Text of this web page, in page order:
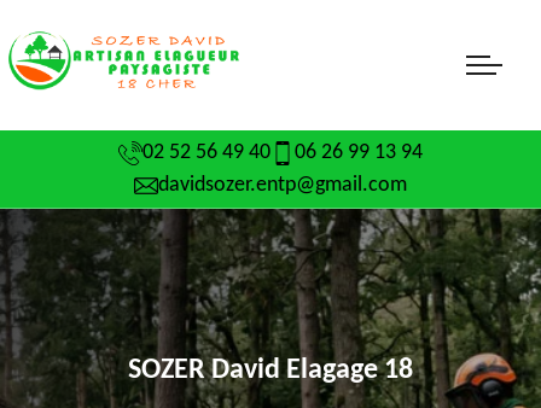
02 52 56 49 40
06 26 99 13 94
davidsozer.entp@gmail.com
SOZER David Elagage 18